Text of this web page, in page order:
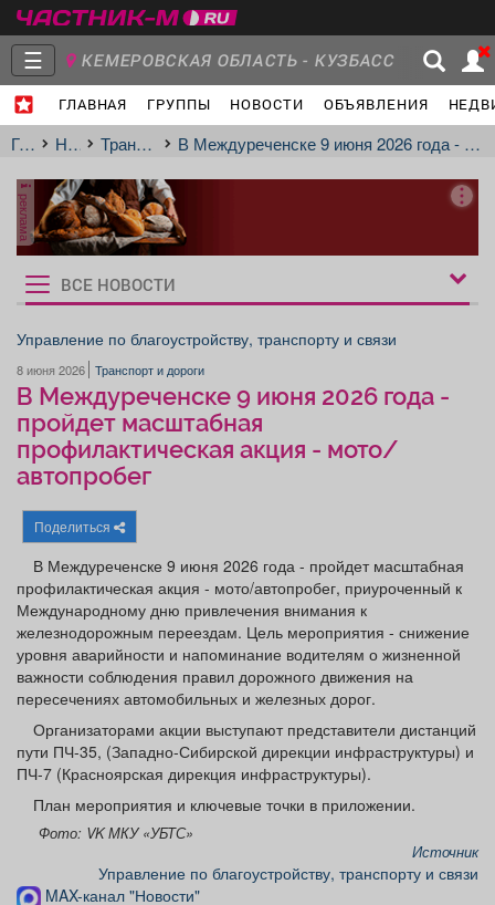
☰ КЕМЕРОВСКАЯ ОБЛАСТЬ - КУЗБАСС
ГЛАВНАЯ ГРУППЫ НОВОСТИ ОБЪЯВЛЕНИЯ
Главная
Группы Новости
Объявления Недвижимость Услуги
Работа Компании
Афиша
Товары Поздравления Погода
ТВ программа Я - пенсионер
ГлавнаяНовостиТранспорт и дороги В Междуреченске 9 июня 2026 года - пройдет масштабная профилактическая акция - мото/автопробег
реклама
Рукбрики
новостей
ВСЕ НОВОСТИ
Управление по благоустройству, транспорту и связи
8 июня 2026 Транспорт и дороги
В Междуреченске 9 июня 2026 года -
пройдет масштабная
профилактическая акция - мото/
автопробег
Поделиться
В Междуреченске 9 июня 2026 года - пройдет масштабная
профилактическая акция - мото/автопробег, приуроченный к
Международному дню привлечения внимания к
железнодорожным переездам. Цель мероприятия - снижение
уровня аварийности и напоминание водителям о жизненной
важности соблюдения правил дорожного движения на
пересечениях автомобильных и железных дорог.
Организаторами акции выступают представители дистанций
пути ПЧ-35, (Западно-Сибирской дирекции инфраструктуры) и
ПЧ-7 (Красноярская дирекция инфраструктуры).
План мероприятия и ключевые точки в приложении.
Фото: VK МКУ «УБТС»
Источник
Управление по благоустройству, транспорту и связи
MAX-канал "Новости"